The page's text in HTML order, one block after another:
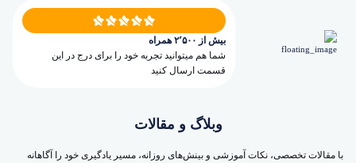
بیش از ۲٬۵۰۰ همراه
شما هم میتوانید تجربه خود را برای درج در این
قسمت ارسال کنید
وبلاگ و مقالات
با مقالات تخصصی، نکات آموزشی و بینش‌های روزانه، مسیر یادگیری خود را آگاهانه